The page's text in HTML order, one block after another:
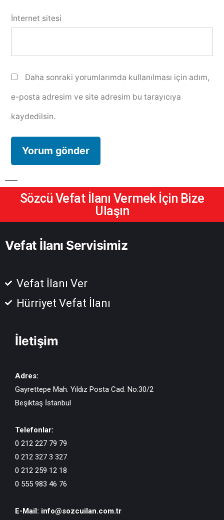
İnternet sitesi
Daha sonraki yorumlarımda kullanılması için adım,
e-posta adresim ve site adresim bu tarayıcıya
kaydedilsin.
Sözcü Vefat İlanı Vermek İçin Bize
Ulaşın
Vefat İlanı Servisimiz
Vefat İlanı Ver
Hürriyet Vefat İlanı
İletişim
Adres:
Gayrettepe Mah. Yıldız Posta Cad. No:30/2
Beşiktaş İstanbul
Telefonlar:
0 212 227 79 79
0 212 327 3 327
0 212 259 12 18
0 555 983 46 76
E-Mail: info@sozcuilan.com.tr